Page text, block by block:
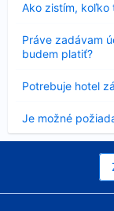
Ako zistím, koľko
sa
Práve zadávam
budem platiť?
sa
Potrebuje hotel
sa
Je možné
sa